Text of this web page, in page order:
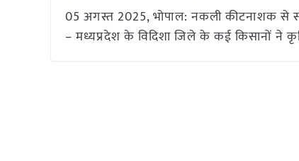
05 अगस्त 2025, भोपाल: नकली कीटनाशक से
– मध्यप्रदेश के विदिशा जिले के कई किसानों ने